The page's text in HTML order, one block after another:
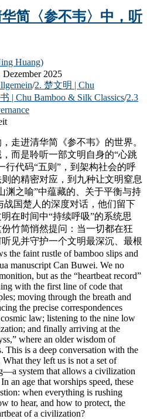
华简〈参不韦〉中，听
Huang)
Dezember 2025
/2. 楚文明 | Chu
| Chu Bamboo & Silk Classics/2.3
走进清华简《参不韦》的世界。
而是聆听一部文明自身的“心跳
代码“五则”，到架构社会的呼
的精密对应，到九种让文明窒息
渊之喻”中蕴藏的、关于平衡与持
战国楚人的深度对话，他们留下
在时间中“持续呼吸”的系统思
竹简悄然提问：当一切都在狂
见并守护一个文明最深沉、最根
the faint rustle of bamboo slips and
manuscript Can Buwei. We no
but as the “heartbeat record”
with the first line of code that
moving through the breath and
the precise correspondences
law; listening to the nine low
and finally arriving at the
where an older wisdom of
This is a deep conversation with the
they left us is not a set of
system that allows a civilization
an age that worships speed, these
when everything is rushing
to hear, and how to protect, the
of a civilization?